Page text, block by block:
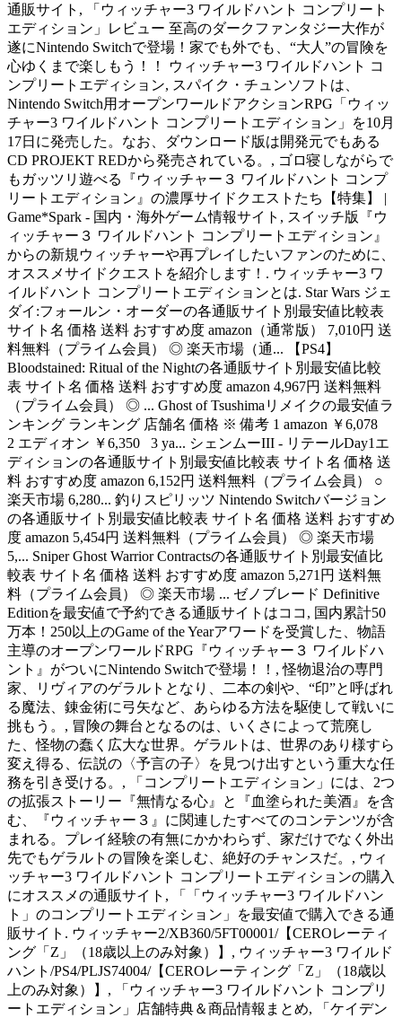
通販サイト, 「ウィッチャー3 ワイルドハント コンプリート
エディション」レビュー 至高のダークファンタジー大作が
遂にNintendo Switchで登場！家でも外でも、“大人”の冒険を
心ゆくまで楽しもう！！ ウィッチャー3 ワイルドハント コ
ンプリートエディション, スパイク・チュンソフトは、
Nintendo Switch用オープンワールドアクションRPG「ウィッ
チャー3 ワイルドハント コンプリートエディション」を10月
17日に発売した。なお、ダウンロード版は開発元でもある
CD PROJEKT REDから発売されている。, ゴロ寝しながらで
もガッツリ遊べる『ウィッチャー３ ワイルドハント コンプ
リートエディション』の濃厚サイドクエストたち【特集】 |
Game*Spark - 国内・海外ゲーム情報サイト, スイッチ版『ウ
ィッチャー３ ワイルドハント コンプリートエディション』
からの新規ウィッチャーや再プレイしたいファンのために、
オススメサイドクエストを紹介します！. ウィッチャー3 ワ
イルドハント コンプリートエディションとは. Star Wars ジェ
ダイ:フォールン・オーダーの各通販サイト別最安値比較表
サイト名 価格 送料 おすすめ度 amazon（通常版） 7,010円 送
料無料（プライム会員） ◎ 楽天市場（通... 【PS4】
Bloodstained: Ritual of the Nightの各通販サイト別最安値比較
表 サイト名 価格 送料 おすすめ度 amazon 4,967円 送料無料
（プライム会員） ◎ ... Ghost of Tsushimaリメイクの最安値ラ
ンキング ランキング 店舗名 価格 ※ 備考 1 amazon ￥6,078
2 エディオン ￥6,350 3 ya... シェンムーIII - リテールDay1エ
ディションの各通販サイト別最安値比較表 サイト名 価格 送
料 おすすめ度 amazon 6,152円 送料無料（プライム会員） ○
楽天市場 6,280... 釣りスピリッツ Nintendo Switchバージョン
の各通販サイト別最安値比較表 サイト名 価格 送料 おすすめ
度 amazon 5,454円 送料無料（プライム会員） ◎ 楽天市場
5,... Sniper Ghost Warrior Contractsの各通販サイト別最安値比
較表 サイト名 価格 送料 おすすめ度 amazon 5,271円 送料無
料（プライム会員） ◎ 楽天市場 ... ゼノブレード Definitive
Editionを最安値で予約できる通販サイトはココ, 国内累計50
万本！250以上のGame of the Yearアワードを受賞した、物語
主導のオープンワールドRPG『ウィッチャー３ ワイルドハ
ント』がついにNintendo Switchで登場！！, 怪物退治の専門
家、リヴィアのゲラルトとなり、二本の剣や、“印”と呼ばれ
る魔法、錬金術に弓矢など、あらゆる方法を駆使して戦いに
挑もう。, 冒険の舞台となるのは、いくさによって荒廃し
た、怪物の蠢く広大な世界。ゲラルトは、世界のあり様すら
変え得る、伝説の〈予言の子〉を見つけ出すという重大な任
務を引き受ける。, 「コンプリートエディション」には、2つ
の拡張ストーリー『無情なる心』と『血塗られた美酒』を含
む、『ウィッチャー３』に関連したすべてのコンテンツが含
まれる。プレイ経験の有無にかかわらず、家だけでなく外出
先でもゲラルトの冒険を楽しむ、絶好のチャンスだ。, ウィ
ッチャー3 ワイルドハント コンプリートエディションの購入
にオススメの通販サイト, 「「ウィッチャー3 ワイルドハン
ト」のコンプリートエディション」を最安値で購入できる通
販サイト. ウィッチャー2/XB360/5FT00001/【CEROレーティ
ング「Z」（18歳以上のみ対象）】, ウィッチャー3 ワイルド
ハント/PS4/PLJS74004/【CEROレーティング「Z」（18歳以
上のみ対象）】, 「ウィッチャー3 ワイルドハント コンプリ
ートエディション」店舗特典＆商品情報まとめ, 「ケイデン